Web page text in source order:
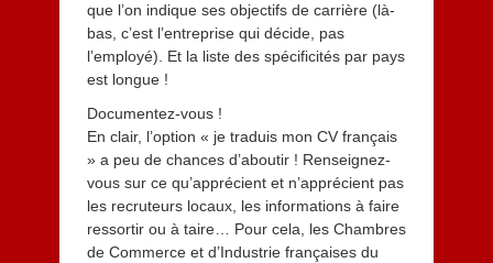
que l’on indique ses objectifs de carrière (là-
bas, c’est l’entreprise qui décide, pas
l’employé). Et la liste des spécificités par pays
est longue !
Documentez-vous !
En clair, l’option « je traduis mon CV français
» a peu de chances d’aboutir ! Renseignez-
vous sur ce qu’apprécient et n’apprécient pas
les recruteurs locaux, les informations à faire
ressortir ou à taire… Pour cela, les Chambres
de Commerce et d’Industrie françaises du